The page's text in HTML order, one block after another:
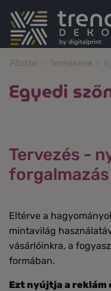
Főoldal Termékeink
Egyedi
Tervezés -
forgalmazás
Eltérve a
mintavilág
vásárlóinkra, a
formában.
Ezt nyújtja a